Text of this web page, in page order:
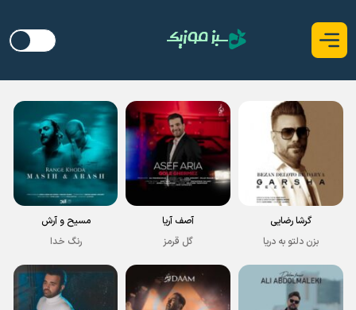
گرشا رضایی
بزن دلتو به دریا
آصف آریا
گل قرمز
مسیح و آرش
رنگ خدا